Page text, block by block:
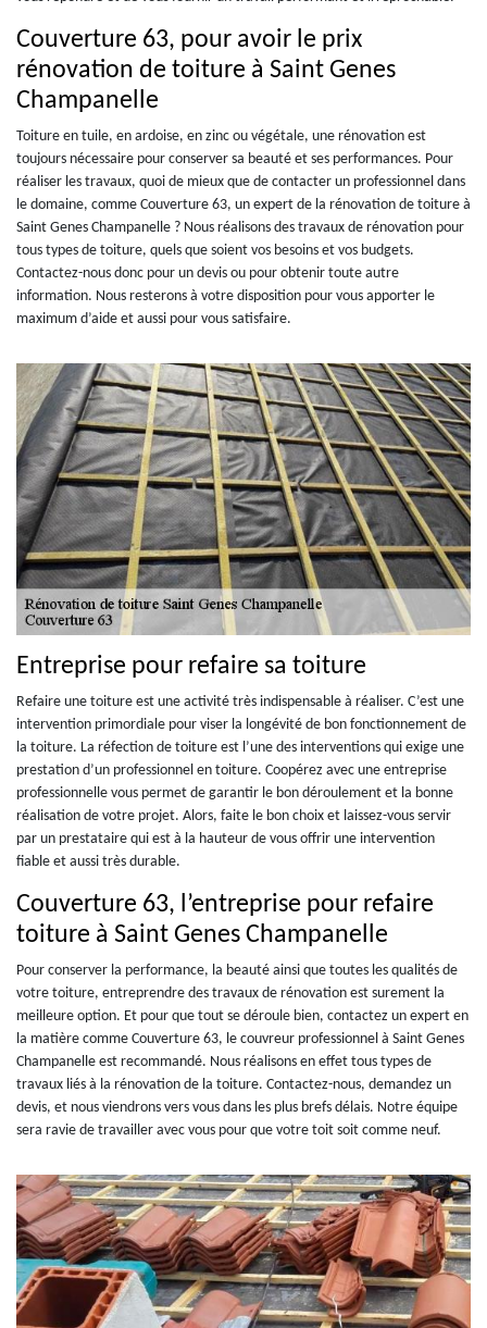
Couverture 63, pour avoir le prix
rénovation de toiture à Saint Genes
Champanelle
Toiture en tuile, en ardoise, en zinc ou végétale, une rénovation est
toujours nécessaire pour conserver sa beauté et ses performances. Pour
réaliser les travaux, quoi de mieux que de contacter un professionnel dans
le domaine, comme Couverture 63, un expert de la rénovation de toiture à
Saint Genes Champanelle ? Nous réalisons des travaux de rénovation pour
tous types de toiture, quels que soient vos besoins et vos budgets.
Contactez-nous donc pour un devis ou pour obtenir toute autre
information. Nous resterons à votre disposition pour vous apporter le
maximum d’aide et aussi pour vous satisfaire.
Entreprise pour refaire sa toiture
Refaire une toiture est une activité très indispensable à réaliser. C’est une
intervention primordiale pour viser la longévité de bon fonctionnement de
la toiture. La réfection de toiture est l’une des interventions qui exige une
prestation d’un professionnel en toiture. Coopérez avec une entreprise
professionnelle vous permet de garantir le bon déroulement et la bonne
réalisation de votre projet. Alors, faite le bon choix et laissez-vous servir
par un prestataire qui est à la hauteur de vous offrir une intervention
fiable et aussi très durable.
Couverture 63, l’entreprise pour refaire
toiture à Saint Genes Champanelle
Pour conserver la performance, la beauté ainsi que toutes les qualités de
votre toiture, entreprendre des travaux de rénovation est surement la
meilleure option. Et pour que tout se déroule bien, contactez un expert en
la matière comme Couverture 63, le couvreur professionnel à Saint Genes
Champanelle est recommandé. Nous réalisons en effet tous types de
travaux liés à la rénovation de la toiture. Contactez-nous, demandez un
devis, et nous viendrons vers vous dans les plus brefs délais. Notre équipe
sera ravie de travailler avec vous pour que votre toit soit comme neuf.